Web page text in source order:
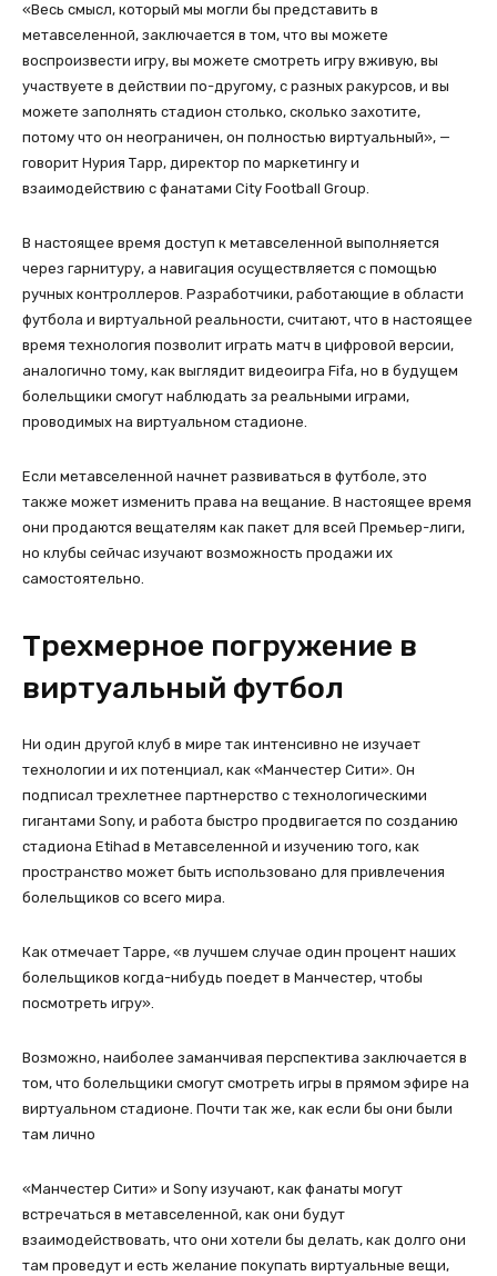
«Весь смысл, который мы могли бы представить в
метавселенной, заключается в том, что вы можете
воспроизвести игру, вы можете смотреть игру вживую, вы
участвуете в действии по-другому, с разных ракурсов, и вы
можете заполнять стадион столько, сколько захотите,
потому что он неограничен, он полностью виртуальный», —
говорит Нурия Тарр, директор по маркетингу и
взаимодействию с фанатами City Football Group.
В настоящее время доступ к метавселенной выполняется
через гарнитуру, а навигация осуществляется с помощью
ручных контроллеров. Разработчики, работающие в области
футбола и виртуальной реальности, считают, что в настоящее
время технология позволит играть матч в цифровой версии,
аналогично тому, как выглядит видеоигра Fifa, но в будущем
болельщики смогут наблюдать за реальными играми,
проводимых на виртуальном стадионе.
Если метавселенной начнет развиваться в футболе, это
также может изменить права на вещание. В настоящее время
они продаются вещателям как пакет для всей Премьер-лиги,
но клубы сейчас изучают возможность продажи их
самостоятельно.
Трехмерное погружение в
виртуальный футбол
Ни один другой клуб в мире так интенсивно не изучает
технологии и их потенциал, как «Манчестер Сити». Он
подписал трехлетнее партнерство с технологическими
гигантами Sony, и работа быстро продвигается по созданию
стадиона Etihad в Метавселенной и изучению того, как
пространство может быть использовано для привлечения
болельщиков со всего мира.
Как отмечает Тарре, «в лучшем случае один процент наших
болельщиков когда-нибудь поедет в Манчестер, чтобы
посмотреть игру».
Возможно, наиболее заманчивая перспектива заключается в
том, что болельщики смогут смотреть игры в прямом эфире на
виртуальном стадионе. Почти так же, как если бы они были
там лично
«Манчестер Сити» и Sony изучают, как фанаты могут
встречаться в метавселенной, как они будут
взаимодействовать, что они хотели бы делать, как долго они
там проведут и есть желание покупать виртуальные вещи,